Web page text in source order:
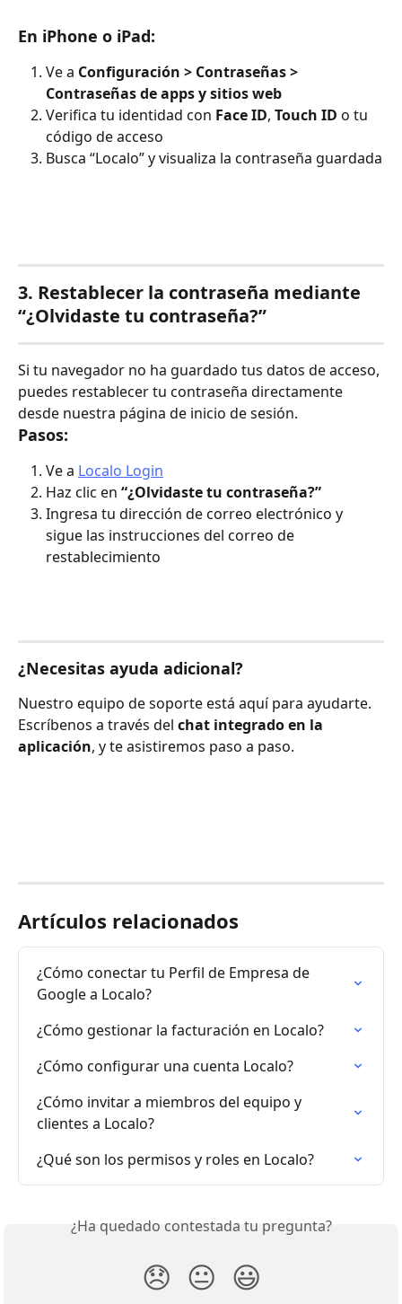
En iPhone o iPad:
Ve a Configuración > Contraseñas >
Contraseñas de apps y sitios web
Verifica tu identidad con Face ID, Touch ID o tu
código de acceso
Busca “Localo” y visualiza la contraseña guardada
3. Restablecer la contraseña mediante
“¿Olvidaste tu contraseña?”
Si tu navegador no ha guardado tus datos de acceso,
puedes restablecer tu contraseña directamente
desde nuestra página de inicio de sesión.
Pasos:
Ve a Localo Login
Haz clic en “¿Olvidaste tu contraseña?”
Ingresa tu dirección de correo electrónico y
sigue las instrucciones del correo de
restablecimiento
¿Necesitas ayuda adicional?
Nuestro equipo de soporte está aquí para ayudarte.
Escríbenos a través del chat integrado en la
aplicación, y te asistiremos paso a paso.
Artículos relacionados
¿Cómo conectar tu Perfil de Empresa de
Google a Localo?
¿Cómo gestionar la facturación en Localo?
¿Cómo configurar una cuenta Localo?
¿Cómo invitar a miembros del equipo y
clientes a Localo?
¿Qué son los permisos y roles en Localo?
¿Ha quedado contestada tu pregunta?
😞 😐 😃